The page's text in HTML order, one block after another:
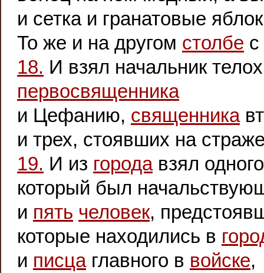
и сетка и гранатовые
То же и на другом столбе
18. И взял начальник
первосвященника
и Цефанию, священника
и трех, стоявших на
19. И из городавзял
который был
и пять человек,
которые находились в
и писцаглавного в войске,